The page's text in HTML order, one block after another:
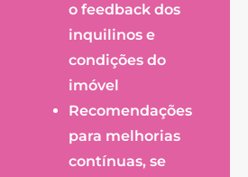
o feedback dos
inquilinos e
condições do
imóvel
Recomendações
para melhorias
contínuas, se